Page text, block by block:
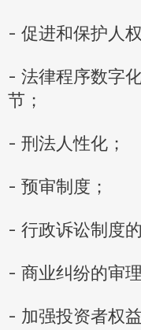
- 促进和保护人
- 法律程序数字
节；
- 刑法人性化；
- 预审制度；
- 行政诉讼制度
- 商业纠纷的审理
- 加强投资者权